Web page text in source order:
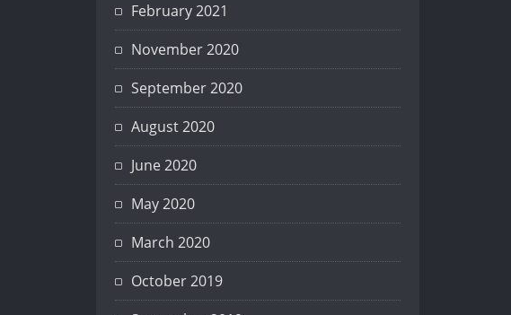
February 2021
November 2020
September 2020
August 2020
June 2020
May 2020
March 2020
October 2019